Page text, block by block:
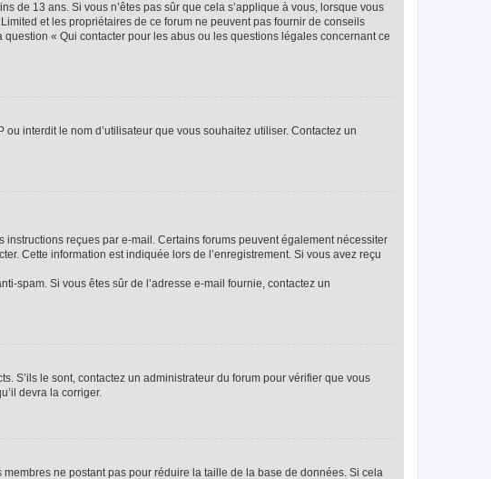
de 13 ans. Si vous n’êtes pas sûr que cela s’applique à vous, lorsque vous
et les propriétaires de ce forum ne peuvent pas fournir de conseils
« Qui contacter pour les abus ou les questions légales concernant ce
interdit le nom d’utilisateur que vous souhaitez utiliser. Contactez un
reçues par e-mail. Certains forums peuvent également nécessiter
Cette information est indiquée lors de l’enregistrement. Si vous avez reçu
spam. Si vous êtes sûr de l’adresse e-mail fournie, contactez un
S’ils le sont, contactez un administrateur du forum pour vérifier que vous
devra la corriger.
ne postant pas pour réduire la taille de la base de données. Si cela